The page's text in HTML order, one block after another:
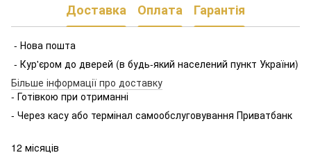
Доставка Оплата Гарантія
- Нова пошта
- Кур'єром до дверей (в будь-який населений пункт України)
Більше інформації про доставку
- Готівкою при отриманні
- Через касу або термінал самообслуговування Приватбанк
12 місяців